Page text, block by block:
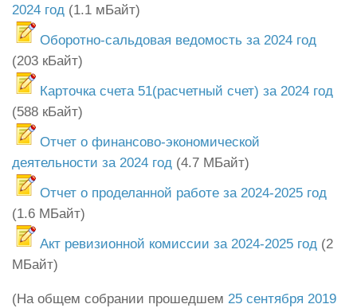
2024 год (1.1 мБайт)
Оборотно-сальдовая ведомость за 2024 год
(203 кБайт)
Карточка счета 51(расчетный счет) за 2024 год
(588 кБайт)
Отчет о финансово-экономической
деятельности за 2024 год (4.7 МБайт)
Отчет о проделанной работе за 2024-2025 год
(1.6 МБайт)
Акт ревизионной комиссии за 2024-2025 год (2
МБайт)
(На общем собрании прошедшем 25 сентября 2019